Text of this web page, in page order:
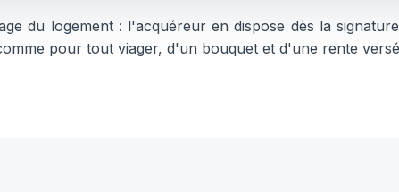
du logement : l'acquéreur en dispose dès la
pour tout viager, d'un bouquet et d'une rente